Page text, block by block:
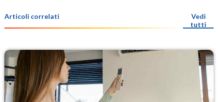
Articoli correlati
Vedi
tutti